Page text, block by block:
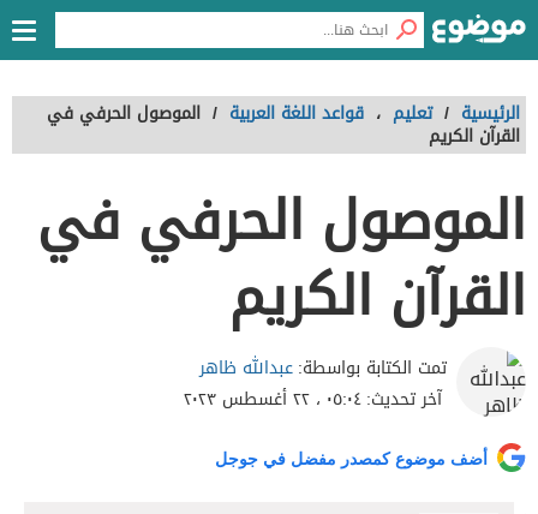
الرئيسية / تعليم ، قواعد اللغة العربية / الموصول الحرفي في
القرآن الكريم
الموصول الحرفي في
القرآن الكريم
تمت الكتابة بواسطة:عبدالله ظاهر
آخر تحديث:٠٥:٠٤ ، ٢٢ أغسطس ٢٠٢٣
أضف موضوع كمصدر مفضل في جوجل